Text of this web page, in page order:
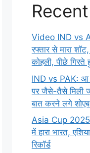
Video IND vs
रफ्तार से मारा
कोहली, पीछे
IND vs PAK: आ
पर जैसे-तैसे मिली
बात करने लगे
Asia Cup 2025:
में हारा भारत,
रिकॉर्ड